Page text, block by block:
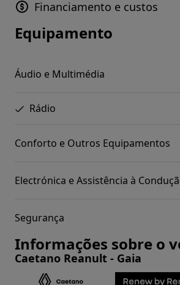
Financiamento e custos
Equipamento
Áudio e Multimédia
Rádio
Conforto e Outros Equipamentos
Electrónica e Assistência à
Segurança
Informações sobre o
Caetano Reanult - Gaia